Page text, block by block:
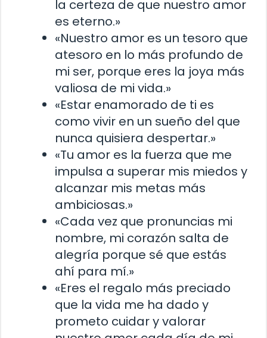
la certeza de que nuestro amor
es eterno.»
«Nuestro amor es un tesoro que
atesoro en lo más profundo de
mi ser, porque eres la joya más
valiosa de mi vida.»
«Estar enamorado de ti es
como vivir en un sueño del que
nunca quisiera despertar.»
«Tu amor es la fuerza que me
impulsa a superar mis miedos y
alcanzar mis metas más
ambiciosas.»
«Cada vez que pronuncias mi
nombre, mi corazón salta de
alegría porque sé que estás
ahí para mí.»
«Eres el regalo más preciado
que la vida me ha dado y
prometo cuidar y valorar